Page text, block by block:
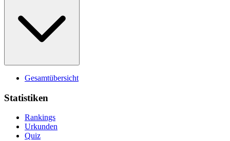
Gesamtübersicht
Statistiken
Rankings
Urkunden
Quiz